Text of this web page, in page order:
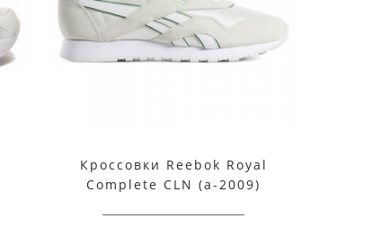
Кроссовки Reebok Royal
Complete CLN (a-2009)